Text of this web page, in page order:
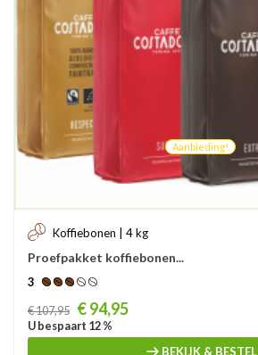
Aanbieding!
Koffiebonen | 4 kg
Proefpakket koffiebonen...
3
Prijs
€ 107,95 € 94,95
U bespaart 12 %
BEKIJK & BESTEL